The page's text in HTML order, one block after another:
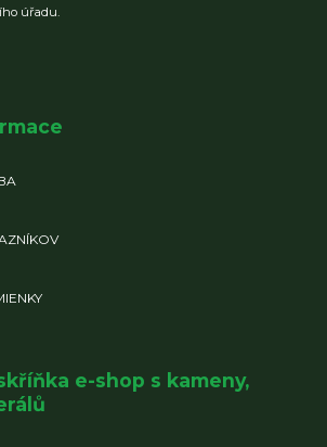
úřadu.
e-shop s kameny,